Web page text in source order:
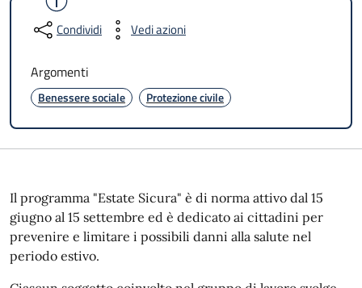
Condividi Vedi azioni
Argomenti
Benessere sociale Protezione civile
Il programma "Estate Sicura" è di norma attivo dal 15
giugno al 15 settembre ed è dedicato ai cittadini per
prevenire e limitare i possibili danni alla salute nel
periodo estivo.